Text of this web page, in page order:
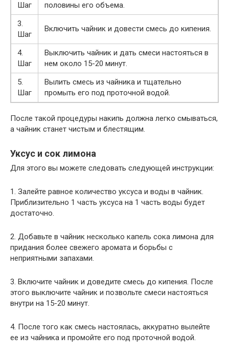
Шаг
половины его объема.
3.
Шаг
Включить чайник и довести смесь до кипения.
4.
Шаг
Выключить чайник и дать смеси настояться в
нем около 15-20 минут.
5.
Шаг
Вылить смесь из чайника и тщательно
промыть его под проточной водой.
После такой процедуры накипь должна легко смываться,
а чайник станет чистым и блестящим.
Уксус и сок лимона
Для этого вы можете следовать следующей инструкции:
1. Залейте равное количество уксуса и воды в чайник.
Приблизительно 1 часть уксуса на 1 часть воды будет
достаточно.
2. Добавьте в чайник несколько капель сока лимона для
придания более свежего аромата и борьбы с
неприятными запахами.
3. Включите чайник и доведите смесь до кипения. После
этого выключите чайник и позвольте смеси настояться
внутри на 15-20 минут.
4. После того как смесь настоялась, аккуратно вылейте
ее из чайника и промойте его под проточной водой.